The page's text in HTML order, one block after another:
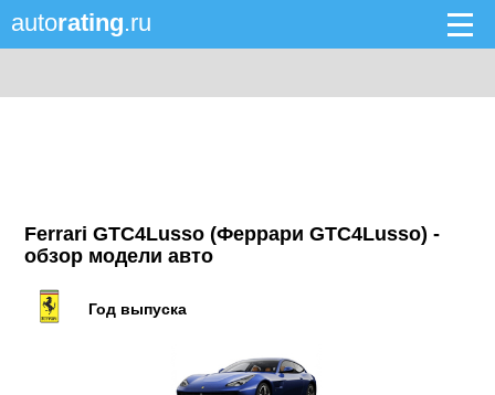
autorating.ru
Ferrari GTC4Lusso (Феррари GTC4Lusso) -
обзор модели авто
Год выпуска